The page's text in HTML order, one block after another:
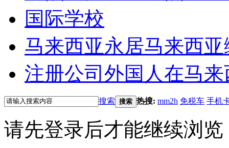
国际学校
马来西亚永居马来西
注册公司 外国人在马
搜索 搜索 热搜: mm2h 免税车 手机
请先登录后才能继续浏览